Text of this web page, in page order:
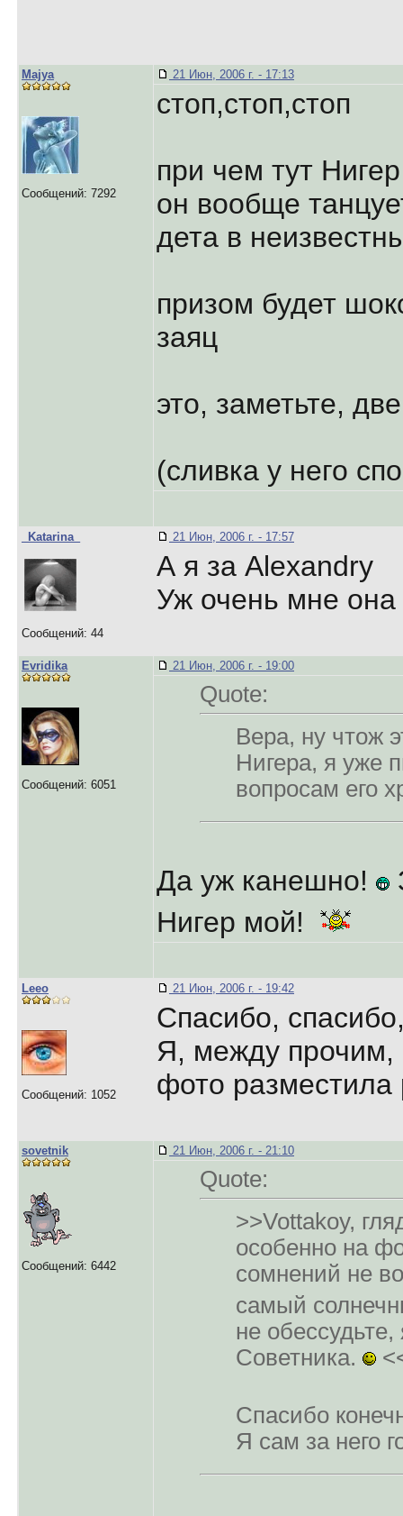
Majya
Сообщений: 7292
21 Июн, 2006 г. - 17:13
стоп,стоп,стоп
при чем тут Нигер
он вообще
дета в
призом будет
заяц
это, заметьте,
(сливка у него
_Katarina_
Сообщений: 44
21 Июн, 2006 г. - 17:57
А я за Alexandry
Уж очень мне
Evridika
Сообщений: 6051
21 Июн, 2006 г. - 19:00
Quote:
Вера, ну чтож
Нигера, я уже
вопросам его
Да уж канешно!
Нигер мой!
Leeo
Сообщений: 1052
21 Июн, 2006 г. - 19:42
Спасибо,
Я, между прочим,
фото разместила
sovetnik
Сообщений: 6442
21 Июн, 2006 г. - 21:10
Quote:
>>Vottakoy,
особенно на
сомнений не
самый
не обессудьте,
Советника.
Спасибо
Я сам за него